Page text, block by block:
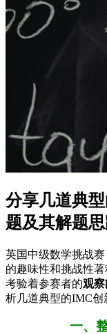
分享几道典
题及其解题思
英国中级数学挑战
的趣味性和挑战性
考验着参赛者的观察
析几道典型的IMC创
一、